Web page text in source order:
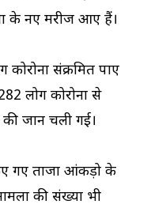
के नए मरीज आए हैं।
संक्रमित पाए
लोग कोरोना से
जान चली गई।
गए ताजा आंकड़ो के
की संख्या भी